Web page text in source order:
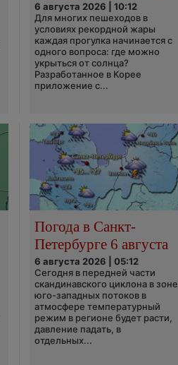
6 августа 2026 | 10:12
Для многих пешеходов в
условиях рекордной жары
каждая прогулка начинается с
одного вопроса: где можно
укрыться от солнца?
Разработанное в Корее
приложение с...
Погода в Санкт-
Петербурге 6 августа
6 августа 2026 | 05:12
Сегодня в передней части
скандинавского циклона в зоне
юго-западных потоков в
атмосфере температурный
режим в регионе будет расти,
давление падать, в
отдельных...